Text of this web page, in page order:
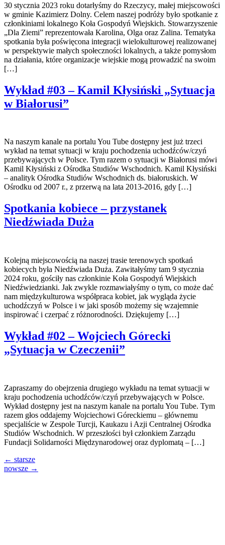
30 stycznia 2023 roku dotarłyśmy do Rzeczycy, małej miejscowości
w gminie Kazimierz Dolny. Celem naszej podróży było spotkanie z
członkiniami lokalnego Koła Gospodyń Wiejskich. Stowarzyszenie
„Dla Ziemi” reprezentowała Karolina, Olga oraz Zalina. Tematyka
spotkania była poświęcona integracji wielokulturowej realizowanej
w perspektywie małych społeczności lokalnych, a także pomysłom
na działania, które organizacje wiejskie mogą prowadzić na swoim
[…]
Wykład #03 – Kamil Kłysiński „Sytuacja
w Białorusi”
Na naszym kanale na portalu You Tube dostępny jest już trzeci
wykład na temat sytuacji w kraju pochodzenia uchodźców/czyń
przebywających w Polsce. Tym razem o sytuacji w Białorusi mówi
Kamil Kłysiński z Ośrodka Studiów Wschodnich. Kamil Kłysiński
– analityk Ośrodka Studiów Wschodnich ds. białoruskich. W
Ośrodku od 2007 r., z przerwą na lata 2013-2016, gdy […]
Spotkania kobiece – przystanek
Niedźwiada Duża
Kolejną miejscowością na naszej trasie terenowych spotkań
kobiecych była Niedźwiada Duża. Zawitałyśmy tam 9 stycznia
2024 roku, gościły nas członkinie Koła Gospodyń Wiejskich
Niedźwiedzianki. Jak zwykle rozmawiałyśmy o tym, co może dać
nam międzykulturowa współpraca kobiet, jak wygląda życie
uchodźczyń w Polsce i w jaki sposób możemy się wzajemnie
inspirować i czerpać z różnorodności. Dziękujemy […]
Wykład #02 – Wojciech Górecki
„Sytuacja w Czeczenii”
Zapraszamy do obejrzenia drugiego wykładu na temat sytuacji w
kraju pochodzenia uchodźców/czyń przebywających w Polsce.
Wykład dostępny jest na naszym kanale na portalu You Tube. Tym
razem głos oddajemy Wojciechowi Góreckiemu – głównemu
specjaliście w Zespole Turcji, Kaukazu i Azji Centralnej Ośrodka
Studiów Wschodnich. W przeszłości był członkiem Zarządu
Fundacji Solidarności Międzynarodowej oraz dyplomatą – […]
← starsze
nowsze →